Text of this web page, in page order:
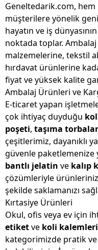
Geneltedarik.com,
müşterilere yönelik
hayatın ve iş
noktada toplar.
malzemelerine, tekstil
hırdavat ürünlerine
fiyat ve yüksek kalite
Ambalaj Ürünleri ve
E-ticaret yapan
çok ihtiyaç duyduğu
poşeti, taşıma
çeşitlerimiz, dayanıklı
güvenle paketlemenize
bantlı jelatin ve kalıp
çözümleriyle
şekilde saklamanızı
Kırtasiye Ürünleri
Okul, ofis veya ev için
etiketve koli kalemleri
kategorimizde pratik